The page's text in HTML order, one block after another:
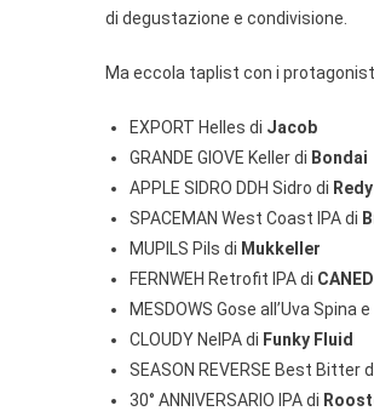
di degustazione e condivisione.
Ma eccola taplist con i
EXPORT Helles di Jacob
GRANDE GIOVE Keller di Bondai
APPLE SIDRO DDH Sidro di Redy
SPACEMAN West Coast IPA di
MUPILS Pils di Mukkeller
FERNWEH Retrofit IPA di
MESDOWS Gose all’Uva Spina
CLOUDY NeIPA di Funky Fluid
SEASON REVERSE Best Bitter
30° ANNIVERSARIO IPA di